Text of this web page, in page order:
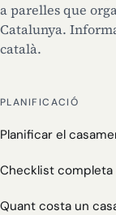
a parelles que
Catalunya.
català.
PLANIFICACIÓ
Planificar el
Checklist completa
Quant costa un